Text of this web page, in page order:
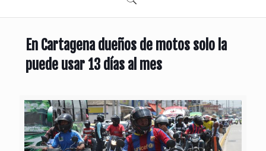
En Cartagena dueños de motos solo la
puede usar 13 días al mes